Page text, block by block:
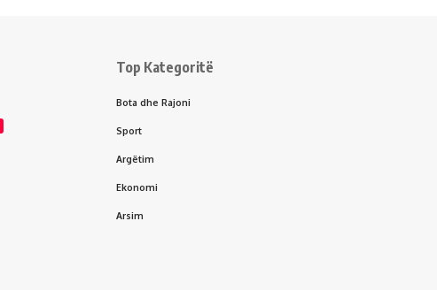
Top Kategoritë
Bota dhe Rajoni
Sport
Argëtim
Ekonomi
Arsim